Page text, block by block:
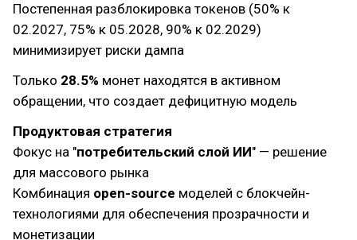
Постепенная разблокировка токенов (50% к
02.2027, 75% к 05.2028, 90% к 02.2029)
минимизирует риски дампа
Только 28.5% монет находятся в активном
обращении, что создает дефицитную модель
Продуктовая стратегия
Фокус на "потребительский слой ИИ" — решение
для массового рынка
Комбинация open-source моделей с блокчейн-
технологиями для обеспечения прозрачности и
монетизации